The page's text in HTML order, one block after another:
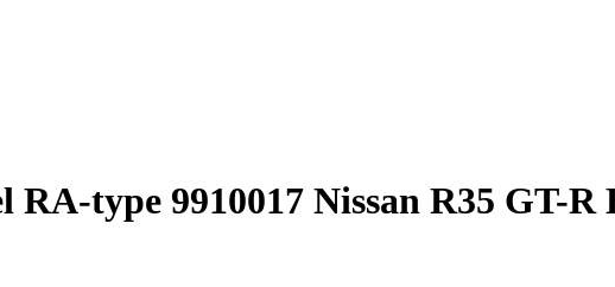
type 9910017 Nissan R35 GT-R